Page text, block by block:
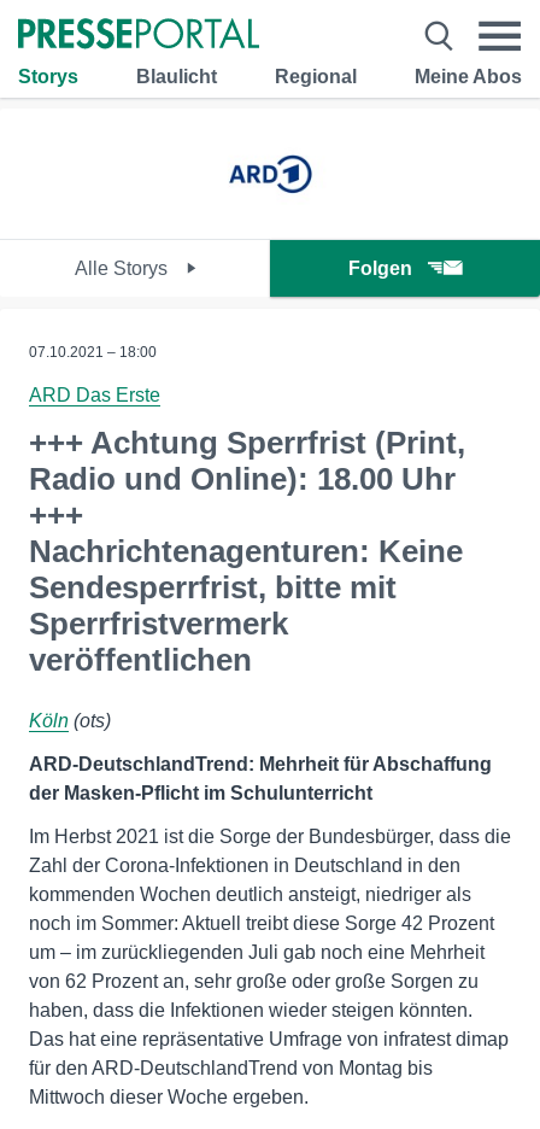
Storys Blaulicht Regional Meine Abos
Alle Storys Folgen
07.10.2021 – 18:00
ARD Das Erste
+++ Achtung Sperrfrist (Print,
Radio und Online): 18.00 Uhr
+++
Nachrichtenagenturen: Keine
Sendesperrfrist, bitte mit
Sperrfristvermerk
veröffentlichen
Köln (ots)
ARD-DeutschlandTrend: Mehrheit für Abschaffung
der Masken-Pflicht im Schulunterricht
Im Herbst 2021 ist die Sorge der Bundesbürger, dass die
Zahl der Corona-Infektionen in Deutschland in den
kommenden Wochen deutlich ansteigt, niedriger als
noch im Sommer: Aktuell treibt diese Sorge 42 Prozent
um – im zurückliegenden Juli gab noch eine Mehrheit
von 62 Prozent an, sehr große oder große Sorgen zu
haben, dass die Infektionen wieder steigen könnten.
Das hat eine repräsentative Umfrage von infratest dimap
für den ARD-DeutschlandTrend von Montag bis
Mittwoch dieser Woche ergeben.